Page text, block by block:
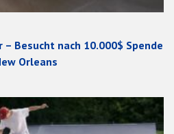
– Besucht nach 10.000$ Spende
Orleans